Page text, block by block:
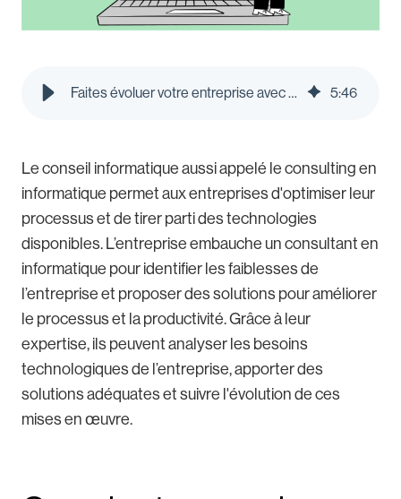
Faites évoluer votre entreprise avec le conseil informatique | Le blog Pleo 5:46
Le conseil informatique aussi appelé le consulting en
informatique permet aux entreprises d'optimiser leur
processus et de tirer parti des technologies
disponibles. L’entreprise embauche un consultant en
informatique pour identifier les faiblesses de
l’entreprise et proposer des solutions pour améliorer
le processus et la productivité. Grâce à leur
expertise, ils peuvent analyser les besoins
technologiques de l’entreprise, apporter des
solutions adéquates et suivre l'évolution de ces
mises en œuvre.